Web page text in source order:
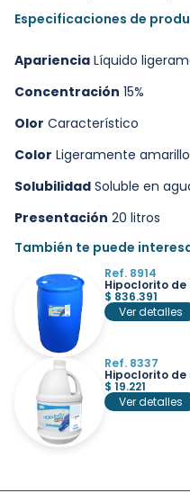
Especificaciones de
Apariencia Líquido
Concentración 15%
Olor Característico
Color Ligeramente amarillo
Solubilidad Soluble en
Presentación 20 litros
También te puede
Ref. 8914
Hipoclorito de
$ 836.391
Ver detalles
Ref. 8337
Hipoclorito de
$ 19.221
Ver detalles